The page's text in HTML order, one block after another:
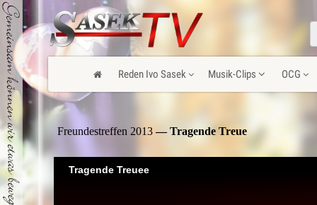
Reden Ivo Sasek Musik-Clips OCG
Freundestreffen 2013— Tragende Treue
Tragende Treuee